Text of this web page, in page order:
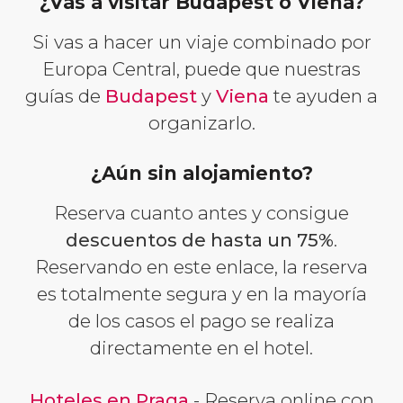
Si vas a hacer un viaje combinado por
Europa Central, puede que nuestras
guías de Budapest y Viena te ayuden a
organizarlo.
¿Aún sin alojamiento?
Reserva cuanto antes y consigue
descuentos de hasta un 75%.
Reservando en este enlace, la reserva
es totalmente segura y en la mayoría
de los casos el pago se realiza
directamente en el hotel.